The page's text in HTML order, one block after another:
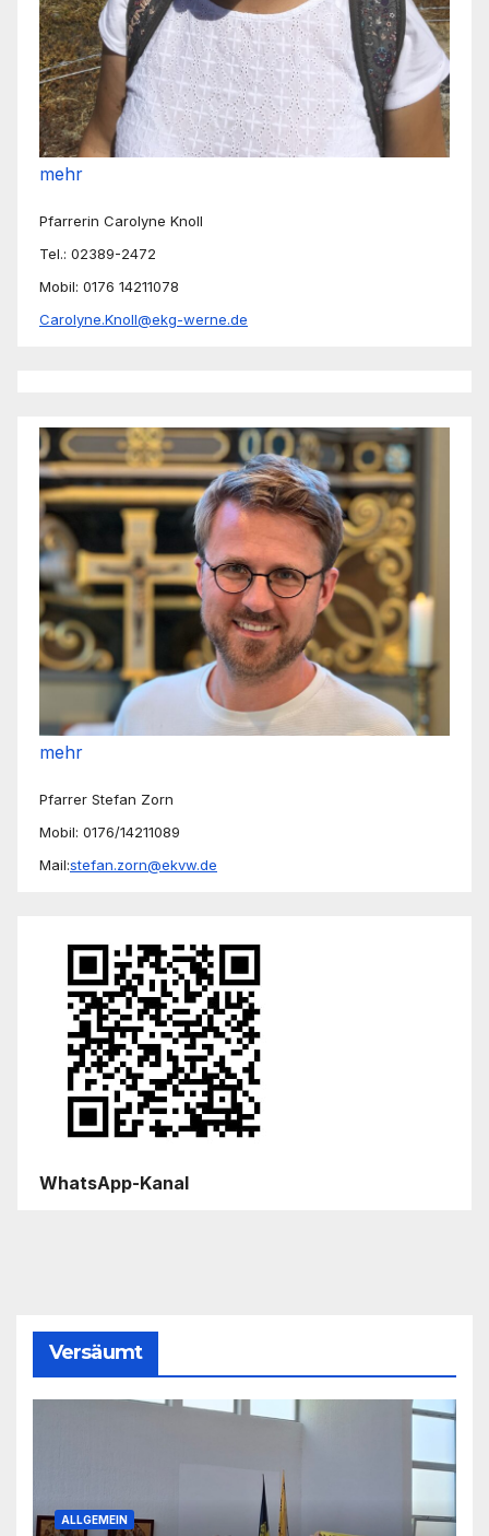
mehr
Pfarrerin Carolyne Knoll
Tel.: 02389-2472
Mobil: 0176 14211078
Carolyne.Knoll@ekg-werne.de
mehr
Pfarrer Stefan Zorn
Mobil: 0176/14211089
Mail:stefan.zorn@ekvw.de
WhatsApp-Kanal
Versäumt
ALLGEMEIN